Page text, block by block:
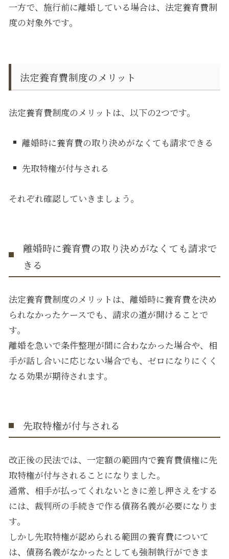
一方で、施行前に離婚している場合は、法定養育費制
度の対象外です。
法定養育費制度のメリット
法定養育費制度のメリットは、以下の2つです。
離婚時に養育費の取り決めがなくても請求できる
先取特権が付与される
それぞれ確認していきましょう。
離婚時に養育費の取り決めがなくても請求で
きる
法定養育費制度のメリットは、離婚時に養育費を決め
られなかったケースでも、請求の道が開けることで
す。
離婚を急いで条件整理が間に合わなかった場合や、相
手が話し合いに応じない場合でも、ゼロになりにくく
なる効果が期待されます。
先取特権が付与される
改正後の民法では、一定額の範囲内で養育費債権に先
取特権が付与されることになりました。
通常、相手が払ってくれないときに差し押さえをする
には、裁判所の手続きで作る債務名義が必要になりま
す。
しかし先取特権が認められる範囲の養育費について
は、債務名義がなかったとしても強制執行ができま